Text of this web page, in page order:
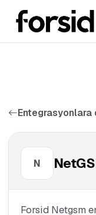
Entegrasyonlara
N
Forsid Netgsm